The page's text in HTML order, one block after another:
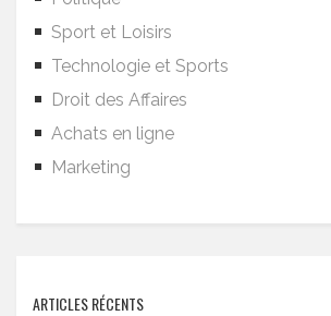
Sport et Loisirs
Technologie et Sports
Droit des Affaires
Achats en ligne
Marketing
ARTICLES RÉCENTS